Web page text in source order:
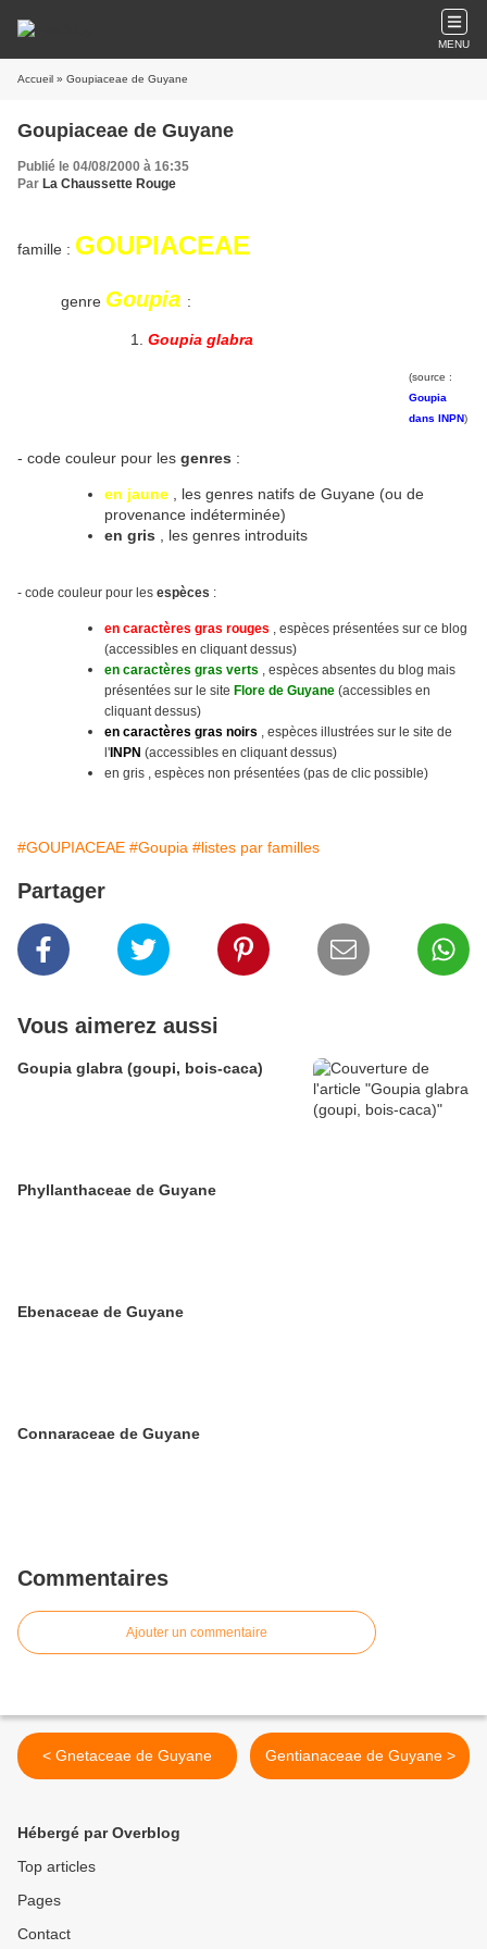
MENU
Accueil » Goupiaceae de Guyane
Goupiaceae de Guyane
Publié le 04/08/2000 à 16:35
Par La Chaussette Rouge
famille : GOUPIACEAE
genre Goupia :
Goupia glabra
(source :
Goupia
dans INPN)
- code couleur pour les genres :
en jaune
, les genres natifs de Guyane (ou de
provenance indéterminée)
en gris
, les genres introduits
- code couleur pour les espèces :
en caractères gras rouges , espèces présentées sur ce blog
(accessibles en cliquant dessus)
en caractères gras verts , espèces absentes du blog mais
présentées sur le site Flore de Guyane (accessibles en
cliquant dessus)
en caractères gras noirs , espèces illustrées sur le site de
l' INPN (accessibles en cliquant dessus)
en gris , espèces non présentées (pas de clic possible)
#GOUPIACEAE #Goupia #listes par familles
Partager
Vous aimerez aussi
Goupia glabra (goupi, bois-caca)
Phyllanthaceae de Guyane
Ebenaceae de Guyane
Connaraceae de Guyane
Commentaires
Ajouter un commentaire
< Gnetaceae de Guyane Gentianaceae de Guyane >
Hébergé par Overblog
Top articles
Pages
Contact